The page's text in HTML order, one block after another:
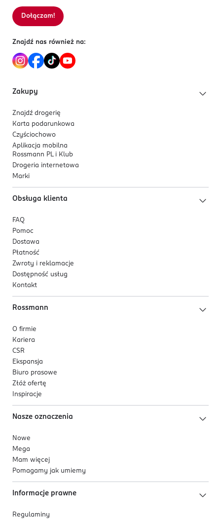
Sortowanie wg
Dołączam!
Znajdź nas również na:
Zakupy
Znajdź drogerię
Karta podarunkowa
Czyściochowo
Aplikacja mobilna
Rossmann PL i Klub
Drogeria internetowa
Marki
Obsługa klienta
FAQ
Pomoc
Dostawa
Płatność
Zwroty i reklamacje
Dostępność usług
Kontakt
Rossmann
O firmie
Kariera
CSR
Ekspansja
Biuro prasowe
Złóż ofertę
Inspiracje
Nasze oznaczenia
Nowe
Mega
Mam więcej
Pomagamy jak umiemy
Informacje prawne
Regulaminy